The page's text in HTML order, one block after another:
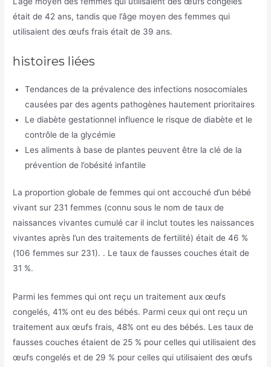
était de 42 ans, tandis que l’âge moyen des femmes qui
utilisaient des œufs frais était de 39 ans.
histoires liées
Tendances de la prévalence des infections nosocomiales
causées par des agents pathogènes hautement prioritaires
Le diabète gestationnel influence le risque de diabète et le
contrôle de la glycémie
Les aliments à base de plantes peuvent être la clé de la
prévention de l’obésité infantile
La proportion globale de femmes qui ont accouché d’un bébé
vivant sur 231 femmes (connu sous le nom de taux de
naissances vivantes cumulé car il inclut toutes les naissances
vivantes après l’un des traitements de fertilité) était de 46 %
(106 femmes sur 231). . Le taux de fausses couches était de
31 %.
Parmi les femmes qui ont reçu un traitement aux œufs
congelés, 41% ont eu des bébés. Parmi ceux qui ont reçu un
traitement aux œufs frais, 48% ont eu des bébés. Les taux de
fausses couches étaient de 25 % pour celles qui utilisaient des
œufs congelés et de 29 % pour celles qui utilisaient des œufs